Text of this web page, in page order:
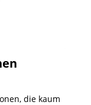
die kaum